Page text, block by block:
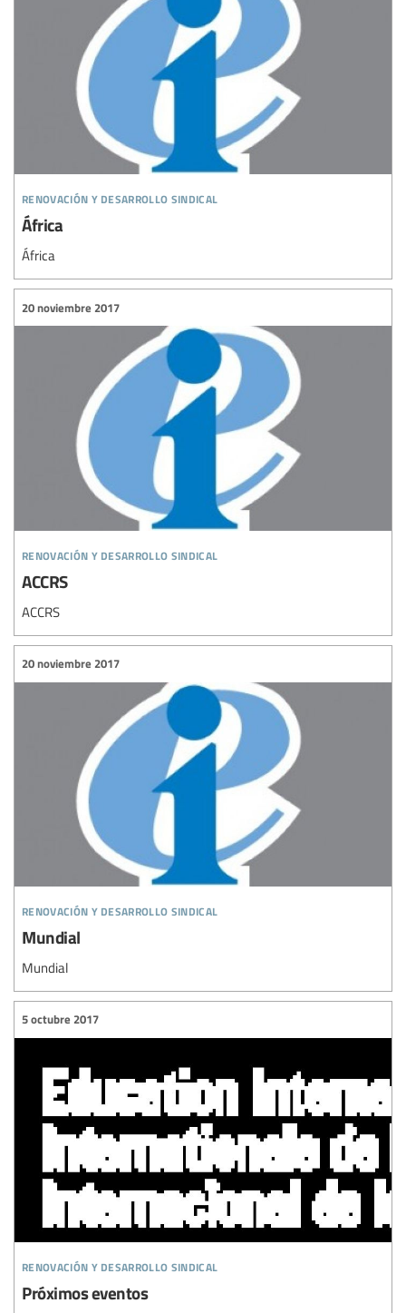
renovación y desarrollo sindical
África
África
renovación y desarrollo sindical
20 noviembre 2017
ACCRS
ACCRS
renovación y desarrollo sindical
20 noviembre 2017
Mundial
Mundial
renovación y desarrollo sindical
5 octubre 2017
Próximos eventos